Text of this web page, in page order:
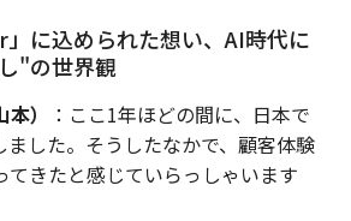
に込められた想い、AI時代に
"の世界観
）
：ここ1年ほどの間に、日本で
ました。そうしたなかで、顧客体験
てきたと感じていらっしゃいます